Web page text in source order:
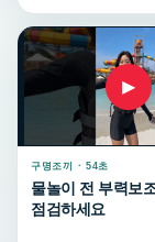
▶
구명조끼 · 54초
물놀이 전 부력보
점검하세요